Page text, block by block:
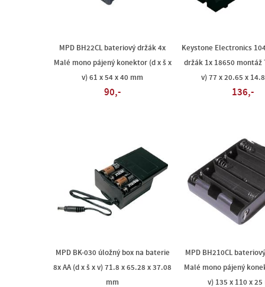
MPD BH22CL bateriový držák 4x
Malé mono pájený konektor (d x š x
v) 61 x 54 x 40 mm
90,-
Keystone Electronics
držák 1x 18650 montáž
v) 77 x 20.65 x
136,-
MPD BK-030 úložný box na baterie
8x AA (d x š x v) 71.8 x 65.28 x 37.08
mm
MPD BH210CL
Malé mono pájený
v) 135 x 110 x 25